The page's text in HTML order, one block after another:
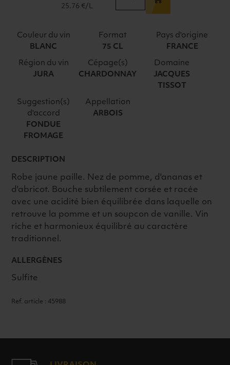
CHARDONNAY
20202
BLANC
25.76 €/L
Couleur du vin
BLANC
Format
75 CL
Pays d'origine
FRANCE
Région du vin
JURA
Cépage(s)
CHARDONNAY
Domaine
JACQUES
TISSOT
Suggestion(s)
d'accord
FONDUE
FROMAGE
Appellation
ARBOIS
DESCRIPTION
Robe jaune paille. Nez de pomme, d'ananas et
d'abricot. Bouche subtilement corsée et racée
avec une acidité bien équilibrée dans laquelle on
retrouve la pomme et un soupcon de vanille. Vin
riche et harmonieux équilibré au caractère
traditionnel.
ALLERGÈNES
Sulfite
Ref. article : 45988